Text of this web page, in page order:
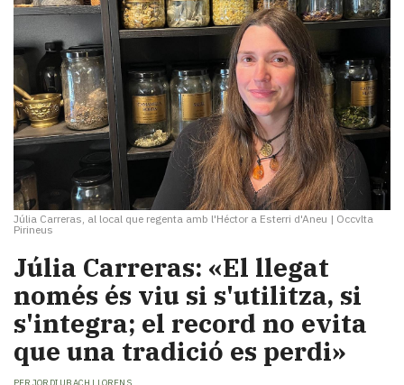
Júlia Carreras, al local que regenta amb l'Héctor a Esterri d'Aneu | Occvlta
Pirineus
Júlia Carreras: «El llegat
només és viu si s'utilitza, si
s'integra; el record no evita
que una tradició es perdi»
PER JORDI UBACH LLORENS